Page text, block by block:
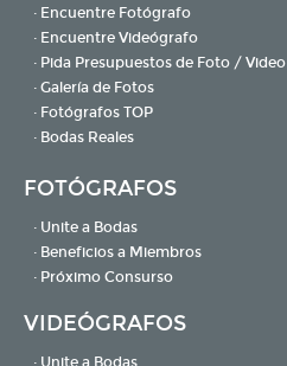
· Encuentre Fotógrafo
· Encuentre Videógrafo
· Pida Presupuestos de Foto / Video
· Galería de Fotos
· Fotógrafos TOP
· Bodas Reales
FOTÓGRAFOS
· Unite a Bodas
· Beneficios a Miembros
· Próximo Consurso
VIDEÓGRAFOS
· Unite a Bodas